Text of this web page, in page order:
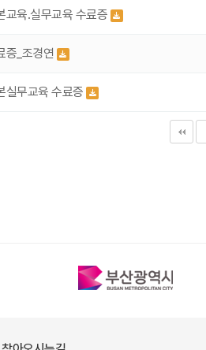
교육.실무교육 수료증
증_조경연
실무교육 수료증
맨끝